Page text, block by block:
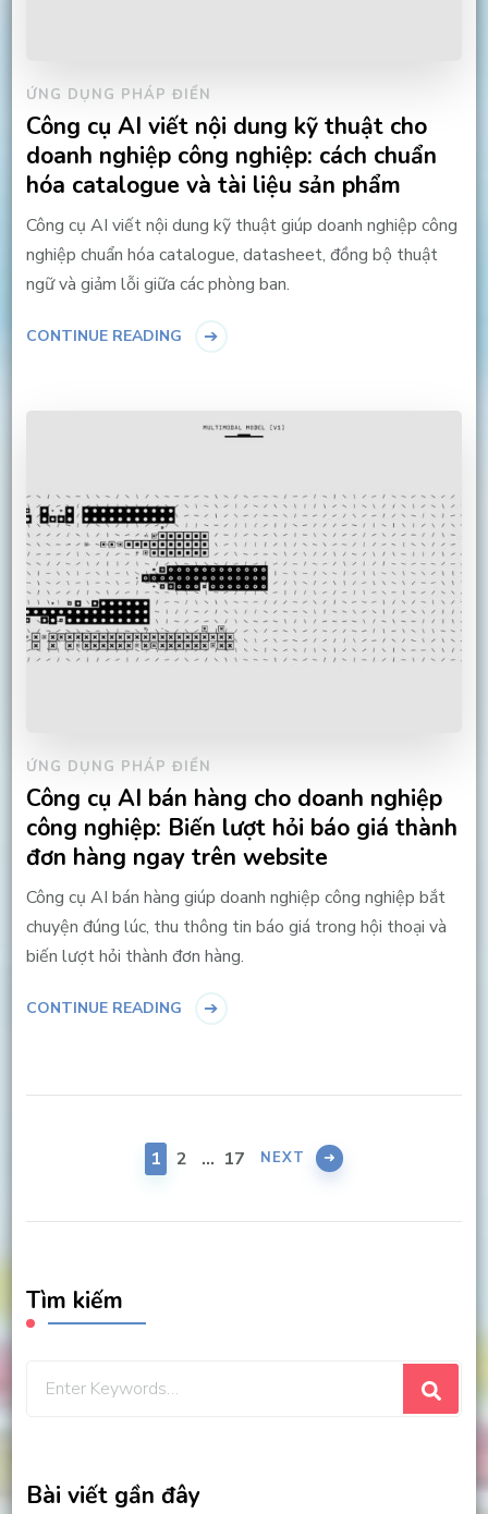
ỨNG DỤNG PHÁP ĐIỂN
Công cụ AI viết nội dung kỹ thuật cho
doanh nghiệp công nghiệp: cách chuẩn
hóa catalogue và tài liệu sản phẩm
Công cụ AI viết nội dung kỹ thuật giúp doanh nghiệp công
nghiệp chuẩn hóa catalogue, datasheet, đồng bộ thuật
ngữ và giảm lỗi giữa các phòng ban.
CONTINUE READING
ỨNG DỤNG PHÁP ĐIỂN
Công cụ AI bán hàng cho doanh nghiệp
công nghiệp: Biến lượt hỏi báo giá thành
đơn hàng ngay trên website
Công cụ AI bán hàng giúp doanh nghiệp công nghiệp bắt
chuyện đúng lúc, thu thông tin báo giá trong hội thoại và
biến lượt hỏi thành đơn hàng.
CONTINUE READING
navigation
PAGE
1 PAGE
2 … PAGE
17 NEXT
Tìm kiếm
Bài viết gần đây